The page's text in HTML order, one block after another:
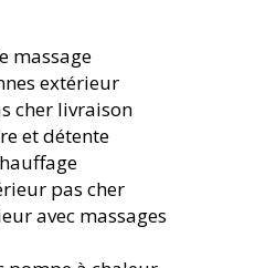
massage
extérieur
cher livraison
et détente
pas cher
avec massages